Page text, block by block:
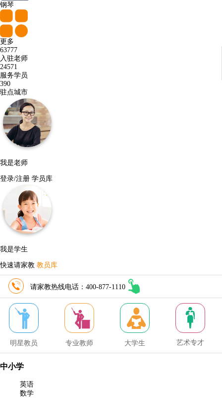
钢琴
更多
63777
入驻老师
24571
服务学员
390
驻点城市
我是老师
登录/注册 学员库
我是学生
快速请家教 教员库
请家教热线电话：400-877-1110
明星教员 专业教师 大学生 艺术专才
中小学
英语
数学